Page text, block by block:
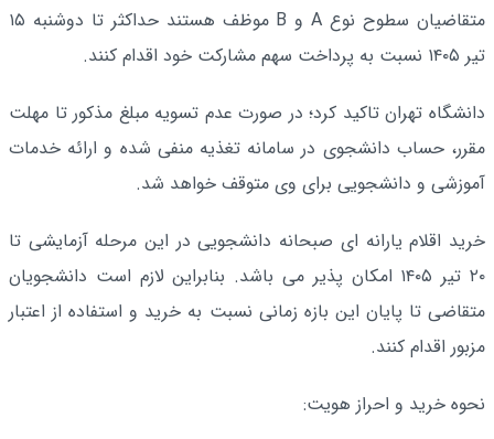
متقاضیان سطوح نوع A و B موظف هستند حداکثر تا دوشنبه ۱۵
تیر ۱۴۰۵ نسبت به پرداخت سهم مشارکت خود اقدام کنند.
دانشگاه تهران تاکید کرد؛ در صورت عدم تسویه مبلغ مذکور تا مهلت
مقرر، حساب دانشجوی در سامانه تغذیه منفی شده و ارائه خدمات
آموزشی و دانشجویی برای وی متوقف خواهد شد.
خرید اقلام یارانه ­ای صبحانه دانشجویی در این مرحله آزمایشی تا
۲۰ تیر ۱۴۰۵ امکان­ پذیر می ­باشد. بنابراین لازم است دانشجویان
متقاضی تا پایان این بازه زمانی نسبت به خرید و استفاده از اعتبار
مزبور اقدام کنند.
نحوه خرید و احراز هویت: